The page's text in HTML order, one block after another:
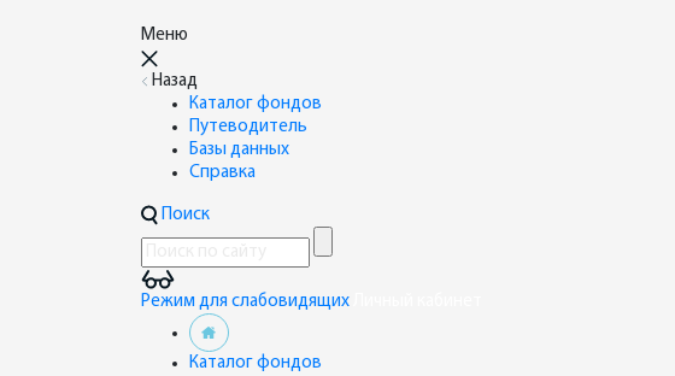
Меню
Назад
Каталог фондов
Путеводитель
Базы данных
Справка
Поиск
Режим для слабовидящих
Каталог фондов